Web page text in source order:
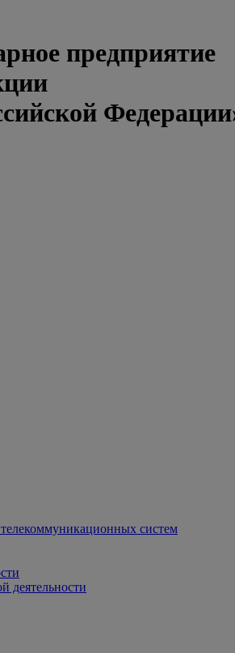
предприятие
систем
деятельности